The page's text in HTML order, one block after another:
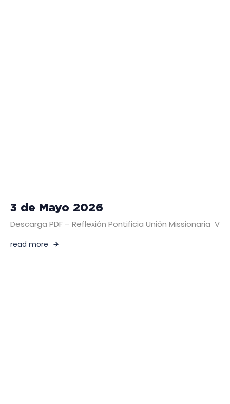
3 de Mayo 2026
Descarga PDF – Reflexión Pontificia Unión Missionaria
read more